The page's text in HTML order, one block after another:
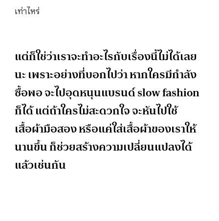
เท่าไหร่
แต่ก็ใช่ว่าเราจะทำอะไรกับเรื่องนี้ไม่ได้เลย
นะ เพราะอย่างที่บอกไปว่า หากใครมีกำลัง
ซื้อพอ จะไปอุดหนุนแบรนด์ slow fashion
ก็ได้ แต่ถ้าใครไม่สะดวกใจ จะหันไปใช้
เสื้อผ้ามือสอง หรือแค่ใส่เสื้อผ้าของเราให้
นานขึ้น ก็ช่วยสร้างความเปลี่ยนแปลงได้
แล้วเช่นกัน